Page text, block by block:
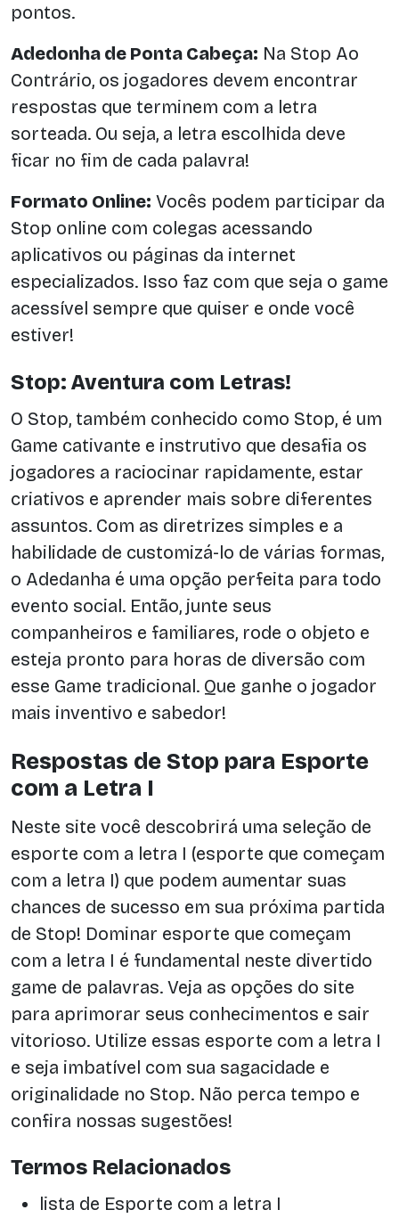
pontos.
Adedonha de Ponta Cabeça: Na Stop Ao
Contrário, os jogadores devem encontrar
respostas que terminem com a letra
sorteada. Ou seja, a letra escolhida deve
ficar no fim de cada palavra!
Formato Online: Vocês podem participar da
Stop online com colegas acessando
aplicativos ou páginas da internet
especializados. Isso faz com que seja o game
acessível sempre que quiser e onde você
estiver!
Stop: Aventura com Letras!
O Stop, também conhecido como Stop, é um
Game cativante e instrutivo que desafia os
jogadores a raciocinar rapidamente, estar
criativos e aprender mais sobre diferentes
assuntos. Com as diretrizes simples e a
habilidade de customizá-lo de várias formas,
o Adedanha é uma opção perfeita para todo
evento social. Então, junte seus
companheiros e familiares, rode o objeto e
esteja pronto para horas de diversão com
esse Game tradicional. Que ganhe o jogador
mais inventivo e sabedor!
Respostas de Stop para Esporte
com a Letra I
Neste site você descobrirá uma seleção de
esporte com a letra I (esporte que começam
com a letra I) que podem aumentar suas
chances de sucesso em sua próxima partida
de Stop! Dominar esporte que começam
com a letra I é fundamental neste divertido
game de palavras. Veja as opções do site
para aprimorar seus conhecimentos e sair
vitorioso. Utilize essas esporte com a letra I
e seja imbatível com sua sagacidade e
originalidade no Stop. Não perca tempo e
confira nossas sugestões!
Termos Relacionados
lista de Esporte com a letra I